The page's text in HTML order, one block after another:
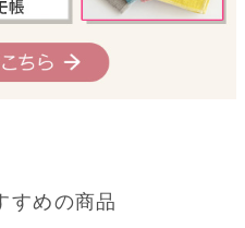
すめの商品